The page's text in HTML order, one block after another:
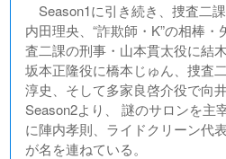
Season1に引き続き、捜査二
内田理央、“詐欺師・K”の相棒
査二課の刑事・山本貫太役に結
坂本正隆役に橋本じゅん、捜査
淳史、そして多家良啓介役で向
Season2より、 謎のサロンを主
に陣内孝則、ライドクリーン代
が名を連ねている。